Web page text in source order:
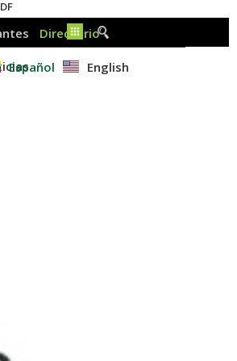
Español English